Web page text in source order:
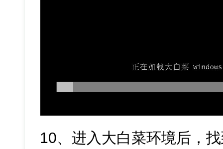
10、进入大白菜环境后，